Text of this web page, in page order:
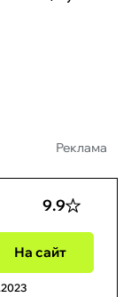
Реклама
9.9
На сайт